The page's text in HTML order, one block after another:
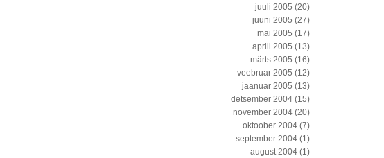
juuli 2005 (20)
juuni 2005 (27)
mai 2005 (17)
aprill 2005 (13)
märts 2005 (16)
veebruar 2005 (12)
jaanuar 2005 (13)
detsember 2004 (15)
november 2004 (20)
oktoober 2004 (7)
september 2004 (1)
august 2004 (1)